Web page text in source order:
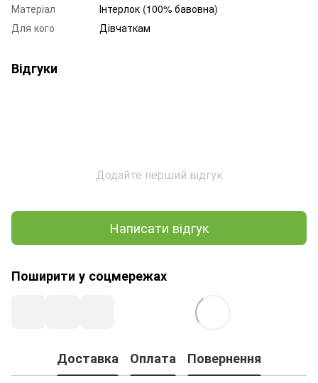
Матеріал
Інтерлок (100% бавовна)
Для кого
Дівчаткам
Відгуки
Додайте перший відгук
Написати відгук
Поширити у соцмережах
Доставка Оплата Повернення